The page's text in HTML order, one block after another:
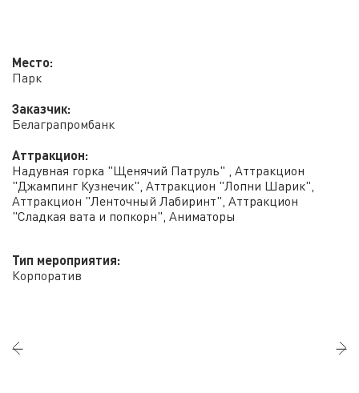
Место:
Парк
Заказчик:
Белаграпромбанк
Аттракцион:
Надувная горка "Щенячий Патруль" , Аттракцион
"Джампинг Кузнечик", Аттракцион "Лопни Шарик",
Аттракцион "Ленточный Лабиринт", Аттракцион
"Сладкая вата и попкорн", Аниматоры
Тип мероприятия:
Корпоратив